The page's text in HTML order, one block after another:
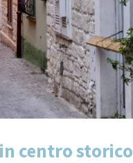
centro storico